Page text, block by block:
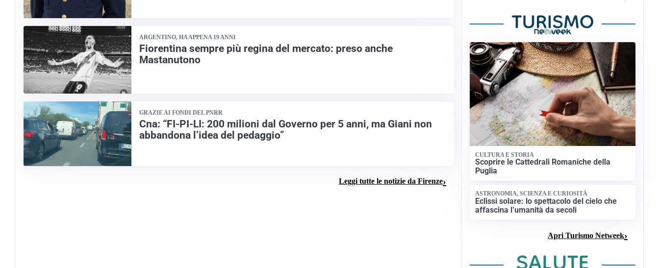
ARGENTINO, HA APPENA 19 ANNI
Fiorentina sempre più regina del mercato: preso anche
Mastanutono
GRAZIE AI FONDI DEL PNRR
Cna: “FI-PI-LI: 200 milioni dal Governo per 5 anni, ma Giani non
abbandona l’idea del pedaggio”
Leggi tutte le notizie da Firenze
CULTURA E STORIA
Scoprire le Cattedrali Romaniche della
Puglia
ASTRONOMIA, SCIENZA E CURIOSITÀ
Eclissi solare: lo spettacolo del cielo che
affascina l’umanità da secoli
Apri Turismo Netweek